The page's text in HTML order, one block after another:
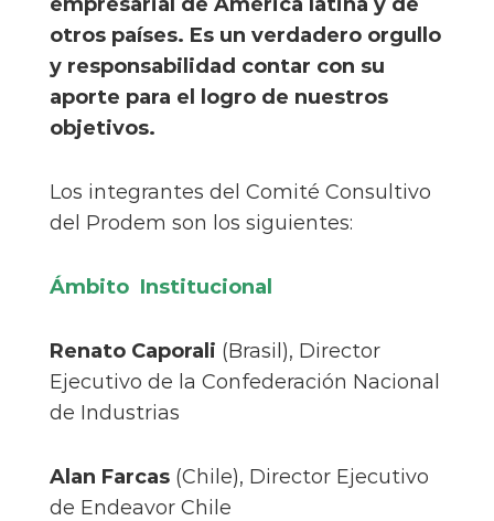
otros países. Es un verdadero orgullo
y responsabilidad contar con su
aporte para el logro de nuestros
objetivos.
Los integrantes del Comité Consultivo
del Prodem son los siguientes:
Ámbito Institucional
Renato Caporali (Brasil), Director
Ejecutivo de la Confederación Nacional
de Industrias
Alan Farcas (Chile), Director Ejecutivo
de Endeavor Chile